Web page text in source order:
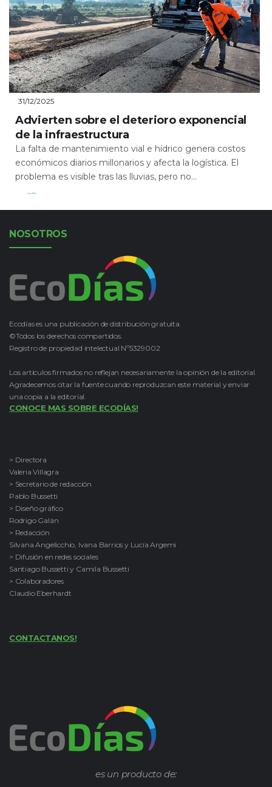
31/12/2025
Advierten sobre el deterioro exponencial
de la infraestructura
La falta de mantenimiento vial e hídrico genera costos
económicos diarios millonarios y afecta la logística. El
problema es visible tras las lluvias, pero no...
Leer Más
NOSOTROS
Ecodías es una publicación de distribución gratuita.
©Todos los derechos compartidos.
Registro de propiedad intelectual Nº5329002
Los artículos firmados no reflejan necesariamente la opinión de la editorial.
Agradecemos citar la fuente cuando reproduzcan este material y enviar
una copia a la editorial.
CONOCE MAS SOBRE ECODÍAS!
> Directora
Valeria Villagra
> Secretario de redacción
Pablo Bussetti
> Diseño gráfico
Rodrigo Galán
> Redacción
Silvana Angelicchio, Ivana Barrios y Lucía Argemi
> Difusión en redes sociales
Santiago Bussetti y Camila Bussetti
> Colaboradores
Claudio Eberhardt
CONTACTANOS!
es un producto de: